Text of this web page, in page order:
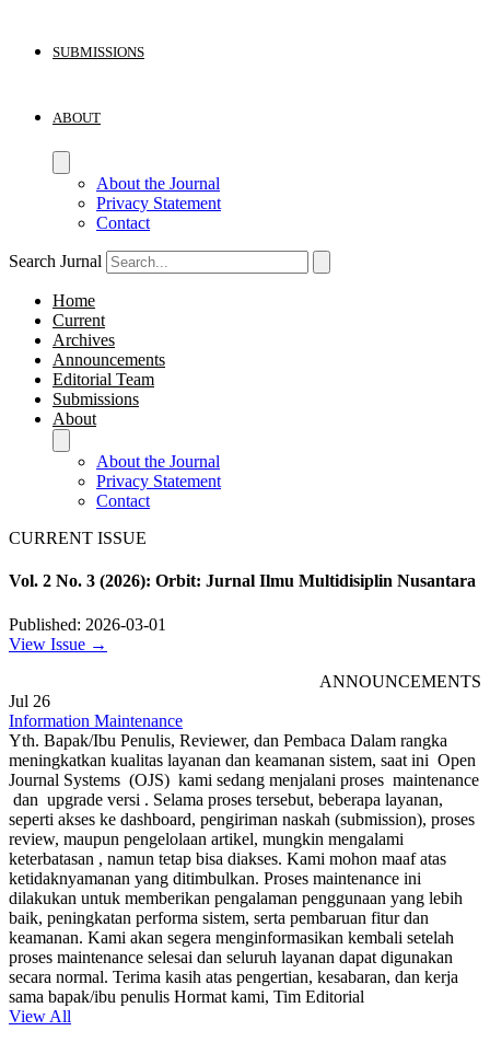
SUBMISSIONS
ABOUT
About the Journal
Privacy Statement
Contact
Search Jurnal
Home
Current
Archives
Announcements
Editorial Team
Submissions
About
About the Journal
Privacy Statement
Contact
CURRENT ISSUE
Vol. 2 No. 3 (2026): Orbit: Jurnal Ilmu Multidisiplin Nusantara
Published: 2026-03-01
View Issue →
ANNOUNCEMENTS
Jul 26
Information Maintenance
Yth. Bapak/Ibu Penulis, Reviewer, dan Pembaca Dalam rangka
meningkatkan kualitas layanan dan keamanan sistem, saat ini Open
Journal Systems (OJS) kami sedang menjalani proses maintenance
dan upgrade versi . Selama proses tersebut, beberapa layanan,
seperti akses ke dashboard, pengiriman naskah (submission), proses
review, maupun pengelolaan artikel, mungkin mengalami
keterbatasan , namun tetap bisa diakses. Kami mohon maaf atas
ketidaknyamanan yang ditimbulkan. Proses maintenance ini
dilakukan untuk memberikan pengalaman penggunaan yang lebih
baik, peningkatan performa sistem, serta pembaruan fitur dan
keamanan. Kami akan segera menginformasikan kembali setelah
proses maintenance selesai dan seluruh layanan dapat digunakan
secara normal. Terima kasih atas pengertian, kesabaran, dan kerja
sama bapak/ibu penulis Hormat kami, Tim Editorial
View All